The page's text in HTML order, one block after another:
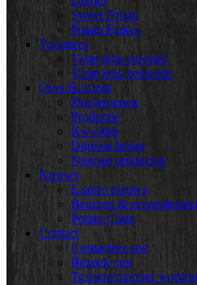
Sweet Potato
Potato Flakes
Vacatures
Vaste jobs arbeider
Vaste jobs bediende
Over Ecofrost
Doelgroepen
Productie
Kwaliteit
Digitale folder
Nieuwe producten
Nieuws
Laatste nieuws
Beurzen & evenementen
Potato Class
Contact
Contacteer ons
Bezoek ons
Transportpartner worden